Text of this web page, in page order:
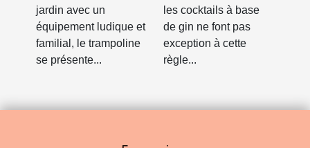
jardin avec un
équipement ludique et
familial, le trampoline
se présente...
les cocktails à base
de gin ne font pas
exception à cette
règle...